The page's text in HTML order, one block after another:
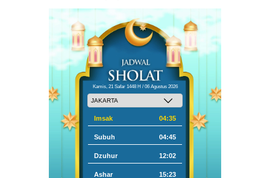
Kamis, 21 Safar 1448 H / 06 Agustus 2026
Imsak 04:35
Subuh 04:45
Dzuhur 12:02
Ashar 15:23